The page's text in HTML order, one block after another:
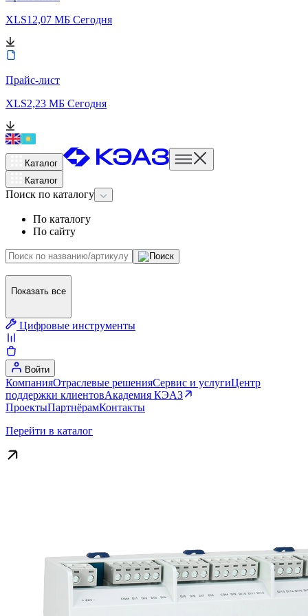
XLS12,07 МБ Сегодня
Прайс-лист
XLS2,23 МБ Сегодня
Каталог
Каталог
Поиск по каталогу
По каталогу
По сайту
Показать все
Цифровые инструменты
Войти
КомпанияОтраслевые решенияСервис и услугиЦентр
поддержки клиентовАкадемия КЭАЗ
ПроектыПартнёрамКонтакты
Перейти в каталог